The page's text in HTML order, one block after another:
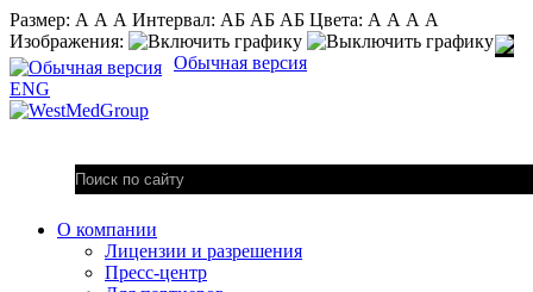
Размер: А А А Интервал: AБ АБ AБ Цвета: А А А А
Изображения:
Обычная версия
ENG
О компании
Лицензии и разрешения
Пресс-центр